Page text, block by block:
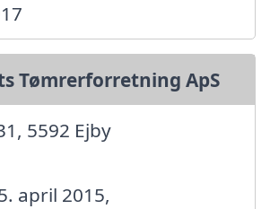
Tømrerforretning ApS
5592 Ejby
april 2015,